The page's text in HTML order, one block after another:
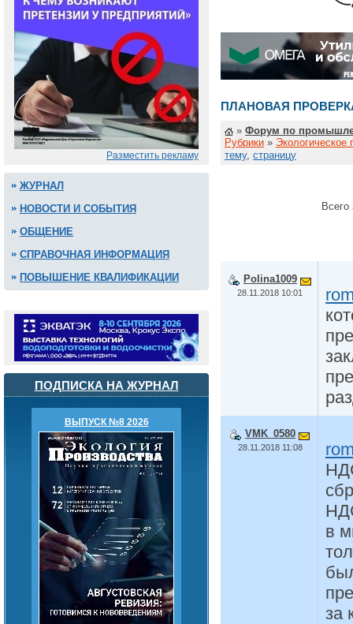
Разместить рекламу
ЖУРНАЛ
НОВОСТИ И СОБЫТИЯ
ОБЩЕНИЕ
СПРАВОЧНАЯ ИНФОРМАЦИЯ
ПОВЫШЕНИЕ КВАЛИФИКАЦИИ
ПОДПИСКА НА ЖУРНАЛ
ВЫПУСК №8 2026
ПЛАНОВАЯ
» Форум по
Рубрики » Экологическое
тему, страницу
Всего
Polina1009
28.11.2018 10:01
VMK_0580
28.11.2018 11:08
в
за